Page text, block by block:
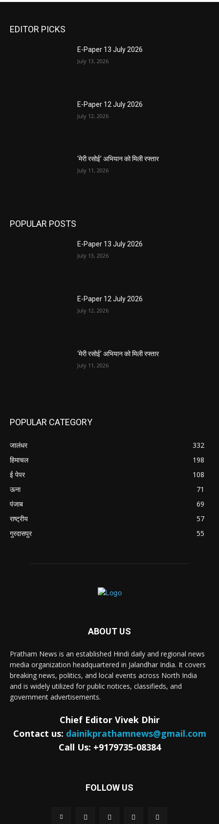
EDITOR PICKS
E-Paper 13 July 2026
July 13, 2026
E-Paper 12 July 2026
July 12, 2026
‘मेरी रसोई’ अभियान को मिली रफ्तार
July 11, 2026
POPULAR POSTS
E-Paper 13 July 2026
July 13, 2026
E-Paper 12 July 2026
July 12, 2026
‘मेरी रसोई’ अभियान को मिली रफ्तार
July 11, 2026
POPULAR CATEGORY
जालंधर
332
हिमाचल
198
ई पेपर
108
ऊना
71
पंजाब
69
राष्ट्रीय
57
गुरदासपुर
55
ABOUT US
Pratham News is an established Hindi daily and regional news
media organization headquartered in Jalandhar India. It covers
breaking news, politics, and local events across North India
and is widely utilized for public notices, classifieds, and
government advertisements.
Chief Editor Vivek Dhir
Contact us: dainikprathamnews@gmail.com
Call Us: +9179735-08384
FOLLOW US